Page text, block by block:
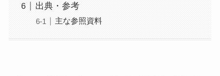
出典・参考
主な参照資料